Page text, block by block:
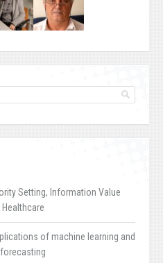
Setting, Information Value
of machine learning and